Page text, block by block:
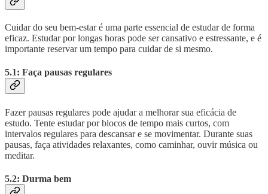
Cuidar do seu bem-estar é uma parte essencial de estudar de forma
eficaz. Estudar por longas horas pode ser cansativo e estressante, e é
importante reservar um tempo para cuidar de si mesmo.
5.1: Faça pausas regulares
Fazer pausas regulares pode ajudar a melhorar sua eficácia de
estudo. Tente estudar por blocos de tempo mais curtos, com
intervalos regulares para descansar e se movimentar. Durante suas
pausas, faça atividades relaxantes, como caminhar, ouvir música ou
meditar.
5.2: Durma bem